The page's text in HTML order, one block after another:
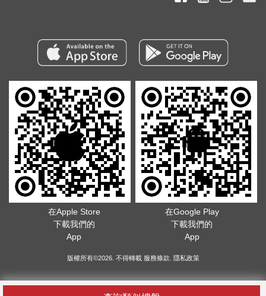
在Apple Store
下載我們的
App
在Google Play
下載我們的
App
版權所有©2026. 不得轉載 服務條款 隱私政策